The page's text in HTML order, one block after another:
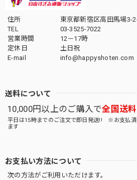
住所
東京都新宿区高田馬場3-
TEL
03-3525-7022
営業時間
12－17時
定休日
土日祝
E-mail
info@happyshoten.com
送料について
10,000円以上のご購入で全国送
平日は15時までのご注文で即日発送!! ※お支払済
ます
お支払い方法について
次の方法がご利用いただけます。